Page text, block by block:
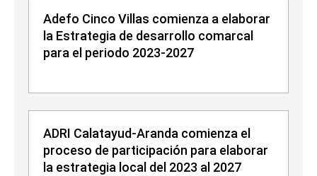
Adefo Cinco Villas comienza a elaborar
la Estrategia de desarrollo comarcal
para el periodo 2023-2027
ADRI Calatayud-Aranda comienza el
proceso de participación para elaborar
la estrategia local del 2023 al 2027